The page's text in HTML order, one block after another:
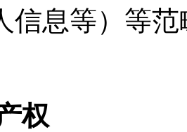
信息等）等范
权